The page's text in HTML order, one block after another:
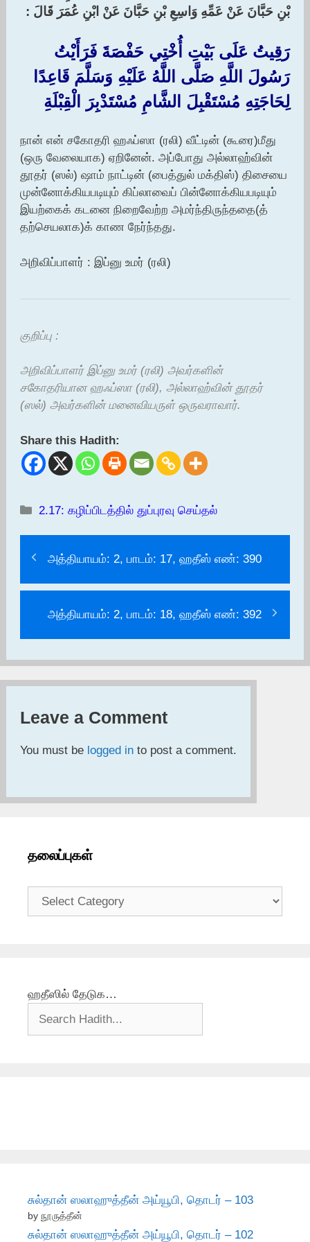
بْنِ حَبَّانَ عَنْ عَمِّهِ وَاسِعِ بْنِ حَبَّانَ عَنْ ابْنِ عُمَرَ قَالَ :‏
رَقِيتُ عَلَى بَيْتِ أُخْتِي حَفْصَةَ فَرَأَيْتُ
رَسُولَ اللَّهِ صَلَّى اللَّهُ عَلَيْهِ وَسَلَّمَ قَاعِدًا
لِحَاجَتِهِ مُسْتَقْبِلَ الشَّامِ مُسْتَدْبِرَ الْقِبْلَةِ
நான் என் சகோதரி ஹஃப்ஸா (ரலி) வீட்டின் (கூரை)மீது
(ஒரு வேலையாக) ஏறினேன். அப்போது அல்லாஹ்வின்
தூதர் (ஸல்) ஷாம் நாட்டின் (பைத்துல் மக்திஸ்) திசையை
முன்னோக்கியபடியும் கிப்லாவைப் பின்னோக்கியபடியும்
இயற்கைக் கடனை நிறைவேற்ற அமர்ந்திருந்ததை(த்
தற்செயலாக)க் காண நேர்ந்தது.
அறிவிப்பாளர் : இப்னு உமர் (ரலி)
குறிப்பு :
அறிவிப்பாளர் இப்னு உமர் (ரலி) அவர்களின்
சகோதரியான ஹஃப்ஸா (ரலி), அல்லாஹ்வின் தூதர்
(ஸல்) அவர்களின் மனைவியருள் ஒருவராவார்.
Share this Hadith:
Categories
2.17: கழிப்பிடத்தில் துப்புரவு செய்தல்
அத்தியாயம்: 2, பாடம்: 17, ஹதீஸ் எண்: 390
அத்தியாயம்: 2, பாடம்: 18, ஹதீஸ் எண்: 392
Leave a Comment
You must be logged in to post a comment.
தலைப்புகள்
தலைப்புகள்
ஹதீஸில் தேடுக…
சுல்தான் ஸலாஹுத்தீன் அய்யூபி, தொடர் – 103
by நூருத்தீன்
சுல்தான் ஸலாஹுத்தீன் அய்யூபி, தொடர் – 102